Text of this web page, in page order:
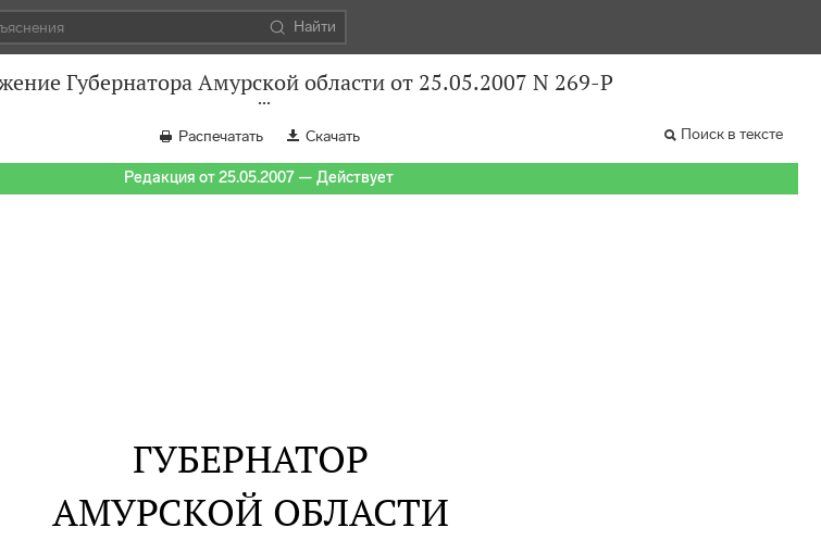
Найти
Губернатора Амурской области от 25.05.2007 N 269-Р
Распечатать Скачать Поиск в тексте
Редакция от 25.05.2007 — Действует
ГУБЕРНАТОР
АМУРСКОЙ ОБЛАСТИ